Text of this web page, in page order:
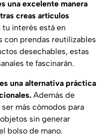
una excelente manera
creas artículos
tu interés está en
con prendas reutilizables
desechables, estas
te fascinarán.
una alternativa práctica
Además de
más cómodos para
sin generar
bolso de mano.